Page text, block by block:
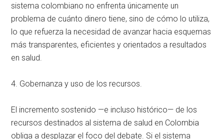
sistema colombiano no enfrenta únicamente un
problema de cuánto dinero tiene, sino de cómo lo utiliza,
lo que refuerza la necesidad de avanzar hacia esquemas
más transparentes, eficientes y orientados a resultados
en salud.
4. Gobernanza y uso de los recursos.
El incremento sostenido —e incluso histórico— de los
recursos destinados al sistema de salud en Colombia
obliga a desplazar el foco del debate. Si el sistema